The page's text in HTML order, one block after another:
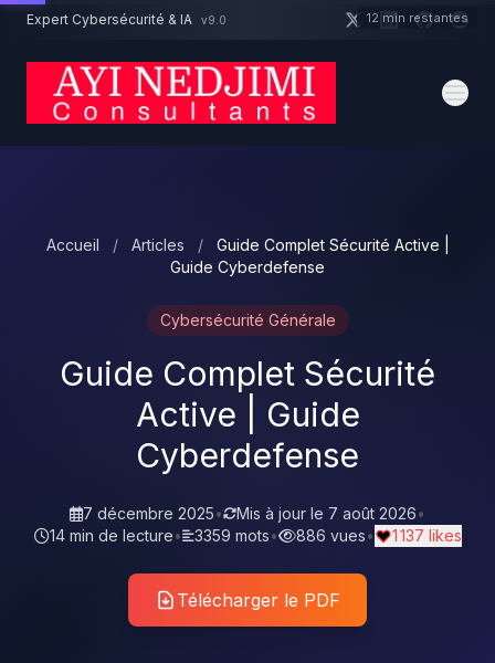
Aller au contenu principal
Expert Cybersécurité & IA v9.0
Accueil / Articles /
Guide Complet Sécurité Active |
Guide Cyberdefense
Cybersécurité Générale
Guide Complet Sécurité
Active | Guide
Cyberdefense
7 décembre 2025• Mis à jour le 7 août 2026•
14 min de lecture• 3359 mots• 886 vues• 1 137 likes
Télécharger le PDF
Un projet cybersécurité ? 12 min restantes